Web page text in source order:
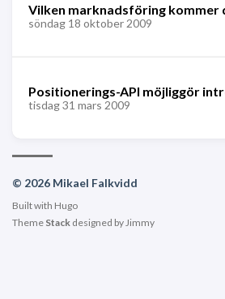
Vilken marknadsföring kommer
söndag 18 oktober 2009
Positionerings-API möjliggör
tisdag 31 mars 2009
© 2026 Mikael Falkvidd
Built with Hugo
Theme Stack designed byJimmy